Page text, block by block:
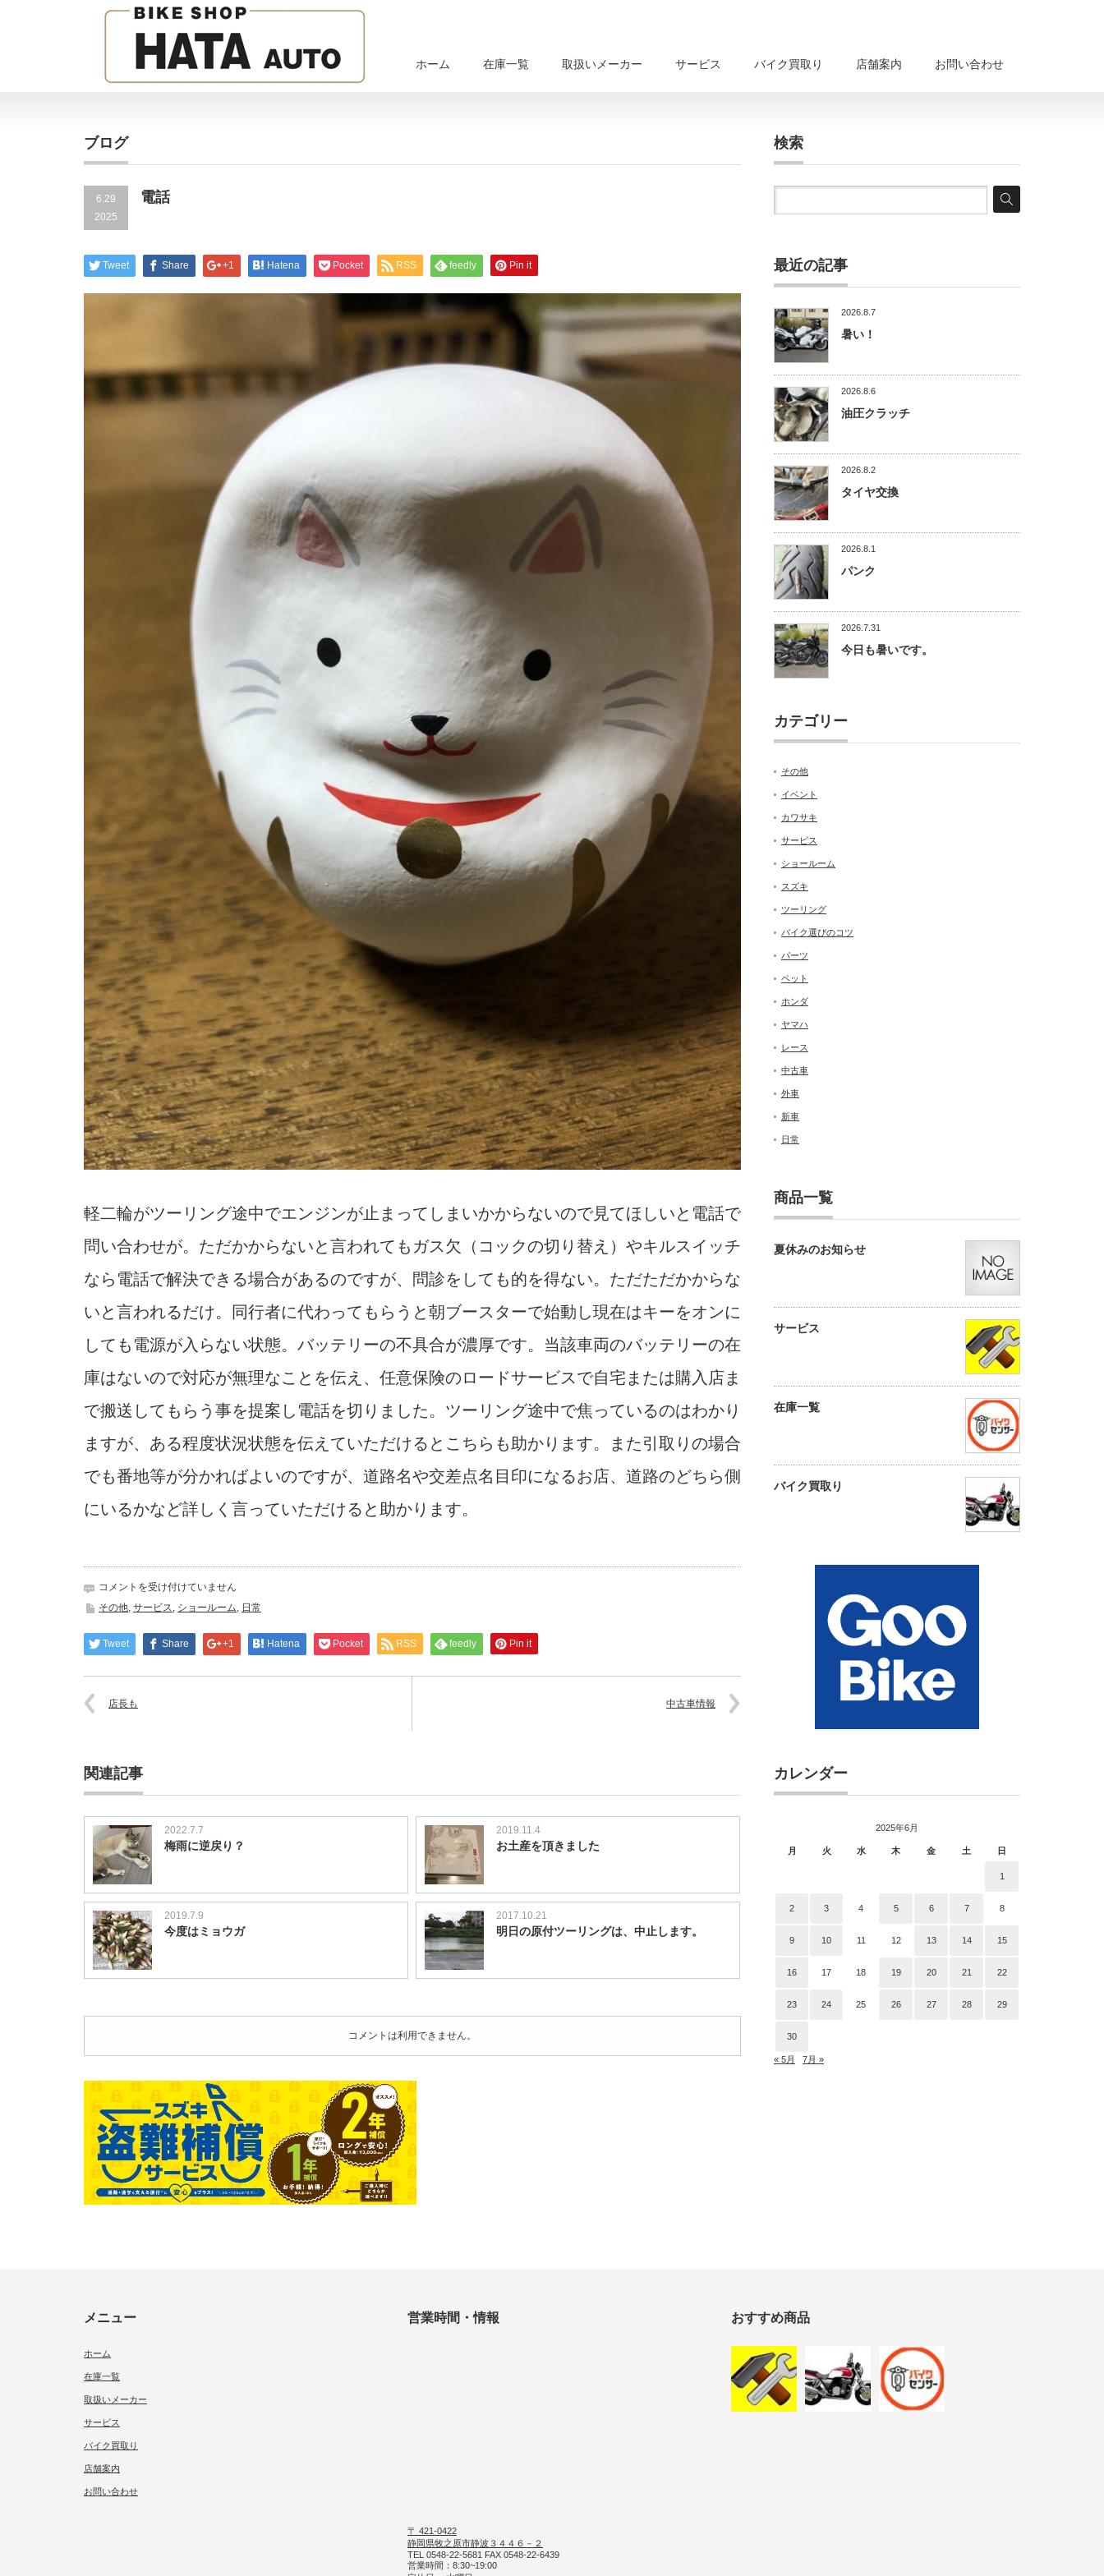
ホーム 在庫一覧 取扱いメーカー サービス バイク買取り 店舗案内 お問い合わせ
ブログ
6.29
2025
電話
Tweet Share +1 Hatena Pocket RSS feedly Pin it
軽二輪がツーリング途中でエンジンが止まってしまいかからないので見てほしいと電話で
問い合わせが。ただかからないと言われてもガス欠（コックの切り替え）やキルスイッチ
なら電話で解決できる場合があるのですが、問診をしても的を得ない。ただただかからな
いと言われるだけ。同行者に代わってもらうと朝ブースターで始動し現在はキーをオンに
しても電源が入らない状態。バッテリーの不具合が濃厚です。当該車両のバッテリーの在
庫はないので対応が無理なことを伝え、任意保険のロードサービスで自宅または購入店ま
で搬送してもらう事を提案し電話を切りました。ツーリング途中で焦っているのはわかり
ますが、ある程度状況状態を伝えていただけるとこちらも助かります。また引取りの場合
でも番地等が分かればよいのですが、道路名や交差点名目印になるお店、道路のどちら側
にいるかなど詳しく言っていただけると助かります。
電
話
コメントを受け付けていません
その他 サービス ショールーム 日常
Tweet Share +1 Hatena Pocket RSS feedly Pin it
店長も 中古車情報
関連記事
2022.7.7
梅雨に逆戻り？
2019.11.4
お土産を頂きました
2019.7.9
今度はミョウガ
2017.10.21
明日の原付ツーリングは、中止します。
コメントは利用できません。
検索
最近の記事
2026.8.7
暑い！
2026.8.6
油圧クラッチ
2026.8.2
タイヤ交換
2026.8.1
パンク
2026.7.31
今日も暑いです。
カテゴリー
その他
イベント
カワサキ
サービス
ショールーム
スズキ
ツーリング
バイク選びのコツ
パーツ
ペット
ホンダ
ヤマハ
レース
中古車
外車
新車
日常
商品一覧
夏休みのお知らせ
サービス
在庫一覧
バイク買取り
カレンダー
2025年6月
月 火 水 木 金 土 日
1
2 3 4 5 6 7 8
9 10 11 12 13 14 15
16 17 18 19 20 21 22
23 24 25 26 27 28 29
30
« 5月 7月 »
メニュー
ホーム
在庫一覧
取扱いメーカー
サービス
バイク買取り
店舗案内
お問い合わせ
営業時間・情報
〒 421-0422
静岡県牧之原市静波３４４６－２
TEL 0548-22-5681 FAX 0548-22-6439
営業時間：8:30~19:00
おすすめ商品